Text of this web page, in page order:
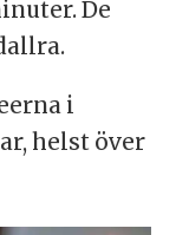
De
i
helst över